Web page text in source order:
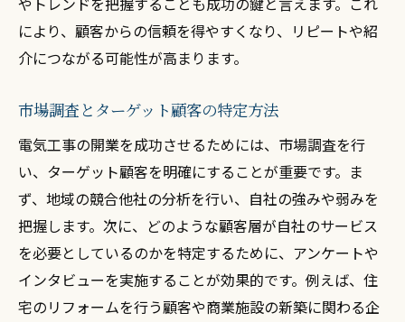
果
最新の電気工事業界トレンドを押さえて開業を
有利に進める
スマートホーム技術の進化と電気工事
IoT技術がもたらす新たな電気工事の可能性
業界の最新技術と革新の取り入れ方
持続可能な開業を目指すエコフレンドリー
戦略
未来の電気工事業界を牽引するための準備
電気工事開業者のための具体的なステップとア
により、顧客からの信頼を得やすくなり、リピートや紹
介につながる可能性が高まります。
市場調査とターゲット顧客の特定方法
電気工事の開業を成功させるためには、市場調査を行
い、ターゲット顧客を明確にすることが重要です。ま
ず、地域の競合他社の分析を行い、自社の強みや弱みを
把握します。次に、どのような顧客層が自社のサービス
を必要としているのかを特定するために、アンケートや
インタビューを実施することが効果的です。例えば、住
宅のリフォームを行う顧客や商業施設の新築に関わる企